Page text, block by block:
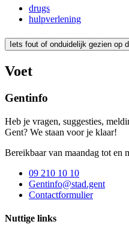
drugs
hulpverlening
Iets fout of onduidelijk gezien op
Voet
Gentinfo
Heb je vragen, suggesties,
Gent? We staan voor je klaar!
Bereikbaar van maandag tot en
09 210 10 10
Gentinfo@stad.gent
Contactformulier
Nuttige links